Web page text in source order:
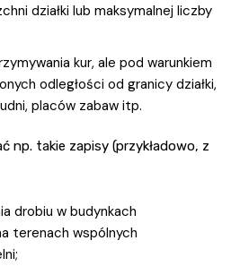
działki lub maksymalnej liczby
kur, ale pod warunkiem
odległości od granicy działki,
placów zabaw itp.
np. takie zapisy (przykładowo, z
drobiu w budynkach
terenach wspólnych